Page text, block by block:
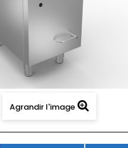
Agrandir l'image